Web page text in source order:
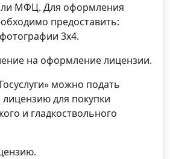
МФЦ. Для оформления
предоставить:
3х4.
на оформление лицензии.
можно подать
лицензию для покупки
и гладкоствольного